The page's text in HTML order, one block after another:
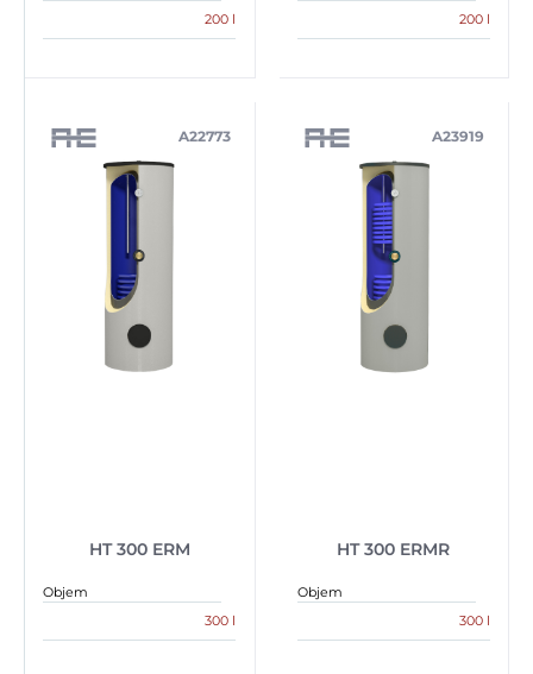
200 l
200 l
HT 300 ERM
A22773
Objem
300 l
HT 300 ERMR
A23919
Objem
300 l